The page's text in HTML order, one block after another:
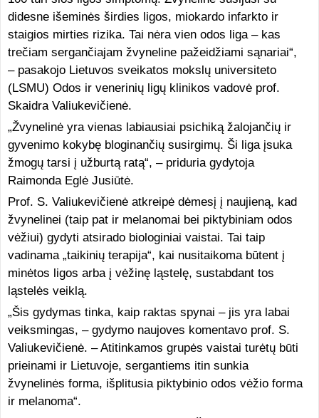
didesne išeminės širdies ligos, miokardo infarkto ir
staigios mirties rizika. Tai nėra vien odos liga – kas
trečiam sergančiajam žvyneline pažeidžiami sąnariai“,
– pasakojo Lietuvos sveikatos mokslų universiteto
(LSMU) Odos ir venerinių ligų klinikos vadovė prof.
Skaidra Valiukevičienė.
„Žvynelinė yra vienas labiausiai psichiką žalojančių ir
gyvenimo kokybę bloginančių susirgimų. Ši liga įsuka
žmogų tarsi į užburtą ratą“, – priduria gydytoja
Raimonda Eglė Jusiūtė.
Prof. S. Valiukevičienė atkreipė dėmesį į naujieną, kad
žvynelinei (taip pat ir melanomai bei piktybiniam odos
vėžiui) gydyti atsirado biologiniai vaistai. Tai taip
vadinama „taikinių terapija“, kai nusitaikoma būtent į
minėtos ligos arba į vėžinę ląstelę, sustabdant tos
ląstelės veiklą.
„Šis gydymas tinka, kaip raktas spynai – jis yra labai
veiksmingas, – gydymo naujoves komentavo prof. S.
Valiukevičienė. – Atitinkamos grupės vaistai turėtų būti
prieinami ir Lietuvoje, sergantiems itin sunkia
žvynelinės forma, išplitusia piktybinio odos vėžio forma
ir melanoma“.